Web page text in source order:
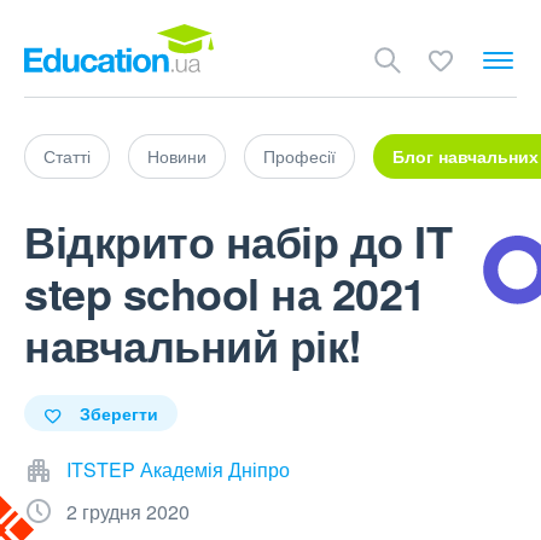
Статті Новини Професії Блог навчальних
Відкрито набір до IT
step school на 2021
навчальний рік!
Зберегти
ITSTEP Академія Дніпро
2 грудня 2020